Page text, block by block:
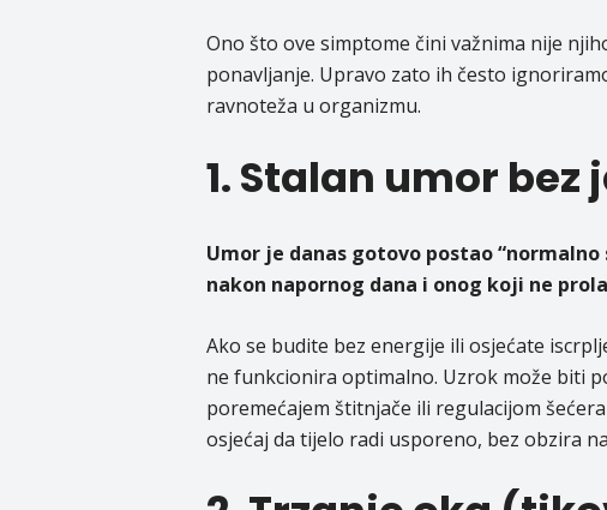
Ono što ove simptome čini važnima nije
ponavljanje. Upravo zato ih često
ravnoteža u organizmu.
1. Stalan umor
Umor je danas gotovo postao
nakon napornog dana i onog koji ne
Ako se budite bez energije ili osjećate
ne funkcionira optimalno. Uzrok može biti
poremećajem štitnjače ili regulacijom
osjećaj da tijelo radi usporeno, bez obzira